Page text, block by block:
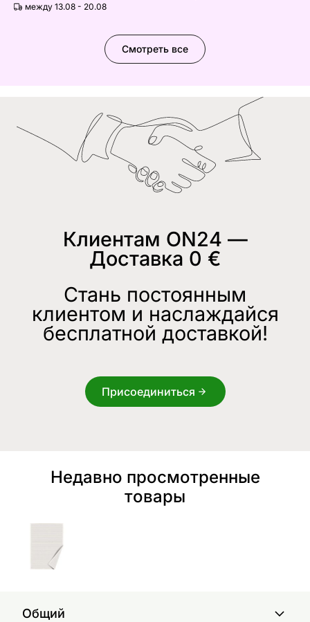
между 13.08 - 20.08
Смотреть все
Клиентам ON24 —
Доставка 0 €
Стань постоянным
клиентом и наслаждайся
бесплатной доставкой!
Присоединиться
Недавно просмотренные
товары
Общий